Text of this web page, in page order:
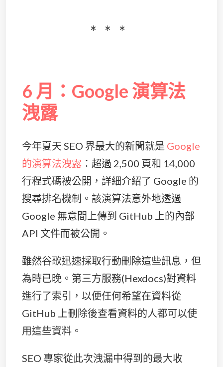
6 月：Google 演算法
洩露
今年夏天 SEO 界最大的新聞就是 Google
的演算法洩露 ：超過 2,500 頁和 14,000
行程式碼被公開，詳細介紹了 Google 的
搜尋排名機制。該演算法意外地透過
Google 無意間上傳到 GitHub 上的內部
API 文件而被公開。
雖然谷歌迅速採取行動刪除這些訊息，但
為時已晚。第三方服務(Hexdocs)對資料
進行了索引，以便任何希望在資料從
GitHub 上刪除後查看資料的人都可以使
用這些資料。
SEO 專家從此次洩漏中得到的最大收